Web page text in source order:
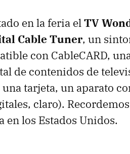
en la feria elTV
Cable Tuner, un
con CableCARD,
de contenidos de
tarjeta, un aparato
claro).
en los Estados Unidos.